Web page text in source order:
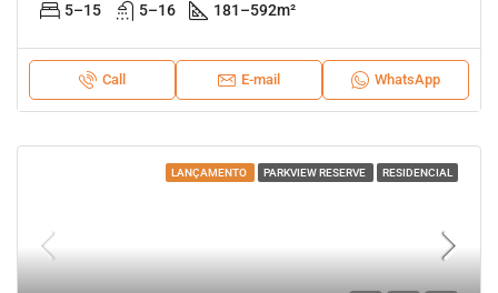
5–15 5–16 181–592m²
Call E-mail WhatsApp
LANÇAMENTO PARKVIEW RESERVE RESIDENCIAL